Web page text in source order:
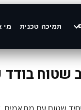
תמיכה טכנית מי
בודד עם 11 מתאמים